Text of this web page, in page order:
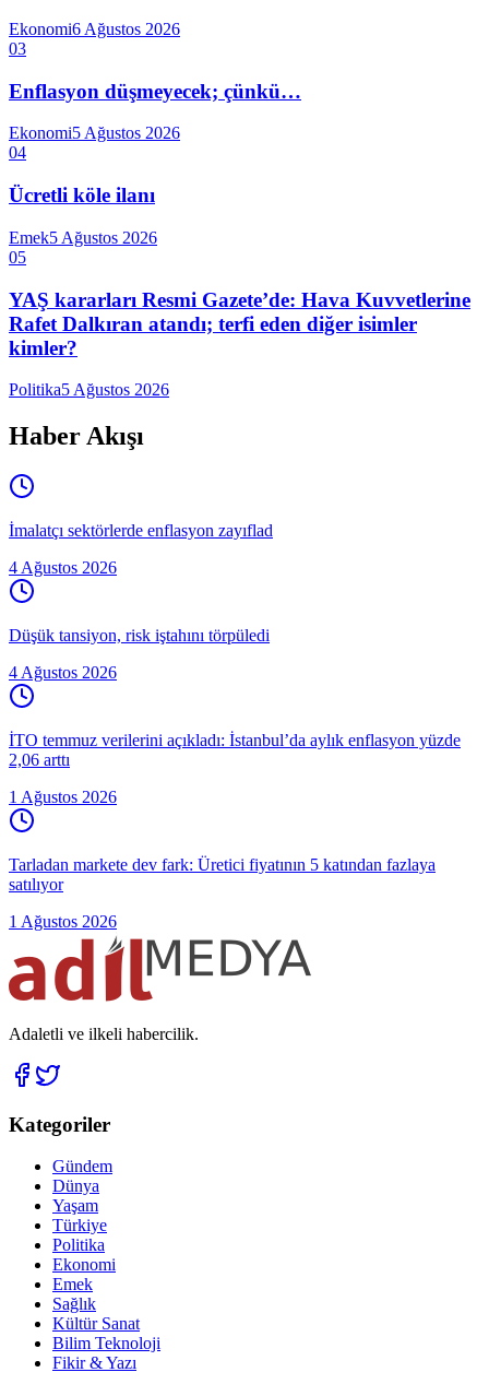
Ekonomi6 Ağustos 2026
03
Enflasyon düşmeyecek; çünkü…
Ekonomi5 Ağustos 2026
04
Ücretli köle ilanı
Emek5 Ağustos 2026
05
YAŞ kararları Resmi Gazete’de: Hava Kuvvetlerine
Rafet Dalkıran atandı; terfi eden diğer isimler
kimler?
Politika5 Ağustos 2026
Haber Akışı
İmalatçı sektörlerde enflasyon zayıflad
4 Ağustos 2026
Düşük tansiyon, risk iştahını törpüledi
4 Ağustos 2026
İTO temmuz verilerini açıkladı: İstanbul’da aylık enflasyon yüzde
2,06 arttı
1 Ağustos 2026
Tarladan markete dev fark: Üretici fiyatının 5 katından fazlaya
satılıyor
1 Ağustos 2026
Adaletli ve ilkeli habercilik.
Kategoriler
Gündem
Dünya
Yaşam
Türkiye
Politika
Ekonomi
Emek
Sağlık
Kültür Sanat
Bilim Teknoloji
Fikir & Yazı